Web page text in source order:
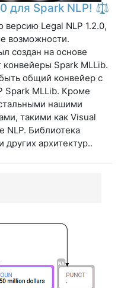
для Spark NLP! ⚖️
Legal NLP 1.2.0,
возможности.
создан на основе
конвейеры Spark MLLib.
общий конвейер с
MLLib. Кроме
нашими
такими как Visual
NLP. Библиотека
других архитектур..